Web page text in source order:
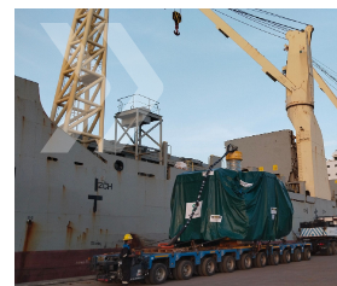
التنفيذية
البحرية واللوجستية
البحرية والفنية
البحرية
مالية
المساهمين والجمعية